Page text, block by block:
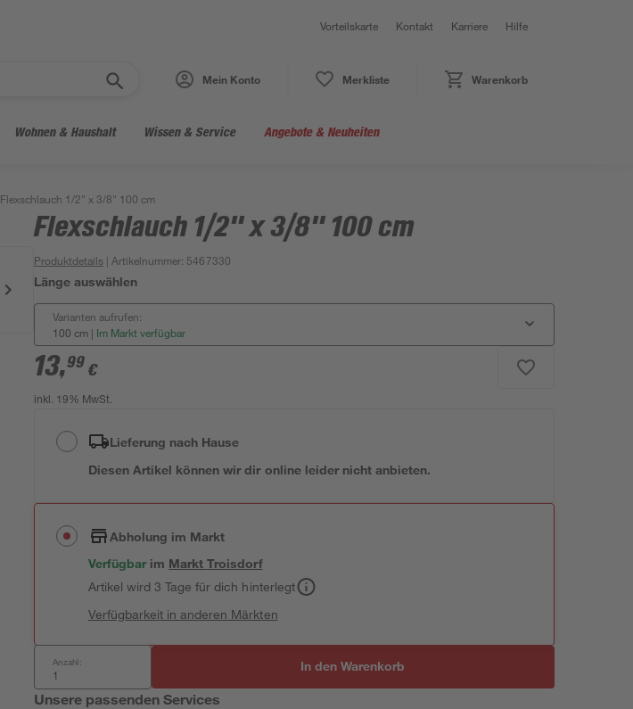
Vorteilskarte Kontakt Karriere Hilfe
Mein Konto Merkliste Warenkorb
Wohnen & Haushalt Wissen & Service Angebote & Neuheiten
Flexschlauch 1/2" x 3/8" 100 cm
Flexschlauch 1/2" x 3/8" 100 cm
Produktdetails | Artikelnummer: 5467330
Länge auswählen
Varianten aufrufen:
100 cm | Im Markt verfügbar
13,99 €
inkl. 19% MwSt.
Lieferung nach Hause
Diesen Artikel können wir dir online leider nicht anbieten.
Abholung im Markt
Verfügbar im MarktTroisdorf
Artikel wird 3 Tage für dich hinterlegt
Verfügbarkeit in anderen Märkten
Anzahl: In den Warenkorb
Unsere passenden Services